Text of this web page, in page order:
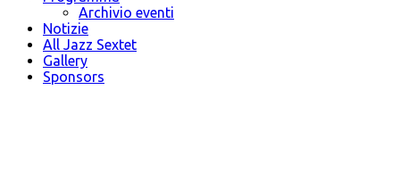
Archivio eventi
Notizie
All Jazz Sextet
Gallery
Sponsors